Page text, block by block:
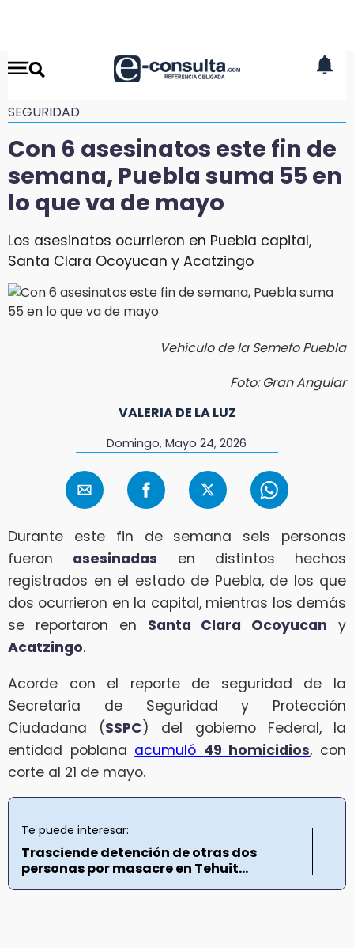
SEGURIDAD
Con 6 asesinatos este fin de
semana, Puebla suma 55 en
lo que va de mayo
Los asesinatos ocurrieron en Puebla capital,
Santa Clara Ocoyucan y Acatzingo
Vehículo de la Semefo Puebla
Foto: Gran Angular
VALERIA DE LA LUZ
Domingo, Mayo 24, 2026
Durante este fin de semana seis personas
fueron asesinadas en distintos hechos
registrados en el estado de Puebla, de los que
dos ocurrieron en la capital, mientras los demás
se reportaron en Santa Clara Ocoyucan y
Acatzingo.
Acorde con el reporte de seguridad de la
Secretaría de Seguridad y Protección
Ciudadana (SSPC) del gobierno Federal, la
entidad poblana acumuló 49 homicidios, con
corte al 21 de mayo.
Te puede interesar:
Trasciende detención de otras dos
personas por masacre en Tehuit...